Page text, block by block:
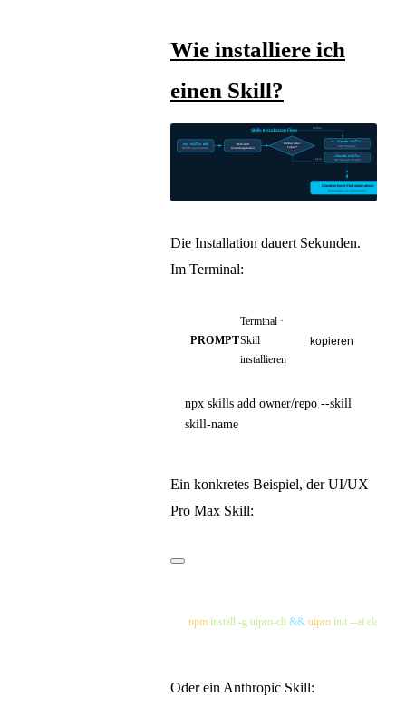
Wie installiere ich
einen Skill?
Die Installation dauert Sekunden.
Im Terminal:
PROMPT
Terminal ·
Skill
installieren
kopieren
npx skills add owner/repo --skill
skill-name
Ein konkretes Beispiel, der UI/UX
Pro Max Skill:
npm install -g uipro-cli && uipro init --ai
Oder ein Anthropic Skill: